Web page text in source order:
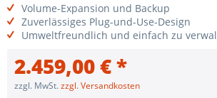
Volume-Expansion und Backup
Zuverlässiges Plug-und-Use-Design
Umweltfreundlich und einfach zu
2.459,00 € *
zzgl. MwSt.zzgl. Versandkosten